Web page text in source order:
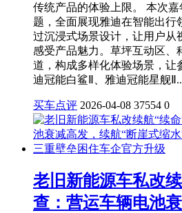
传统产品的体验上限。 本次嘉
题，全面展现雅迪在智能出行
过沉浸式场景设计，让用户从
感受产品魅力。草坪互动区、
道，构成多样化体验场景，让
迪冠能白鲨Ⅱ、雅迪冠能星舰
买车点评 2026-04-08 37554 0
老旧新能源车私改
查：营运车辆电池